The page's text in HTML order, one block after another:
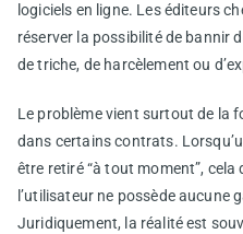
logiciels en ligne. Les éditeurs
réserver la possibilité de bannir
de triche, de harcèlement ou
Le problème vient surtout de la
dans certains contrats.
être retiré “à tout moment”, cela
l’utilisateur ne possède aucune
Juridiquement, la réalité est